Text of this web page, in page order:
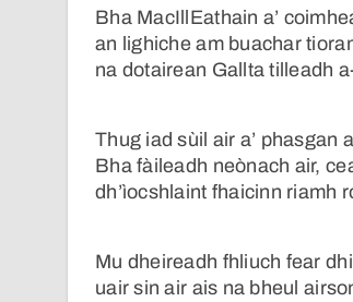
Bha MacIllEathain a’
an lighiche am buachar
na dotairean Gallta tilleadh
Thug iad sùil air a’ phasgan
Bha fàileadh neònach air,
dh’ìocshlaint fhaicinn riamh
Mu dheireadh fhliuch fear
uair sin air ais na bheul